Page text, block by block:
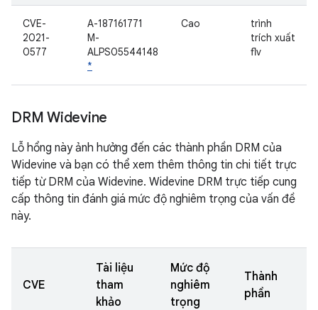
CVE-
2021-
0577
A-187161771
M-
ALPS05544148
*
Cao
trình
trích xuất
flv
DRM Widevine
Lỗ hổng này ảnh hưởng đến các thành phần DRM của
Widevine và bạn có thể xem thêm thông tin chi tiết trực
tiếp từ DRM của Widevine. Widevine DRM trực tiếp cung
cấp thông tin đánh giá mức độ nghiêm trọng của vấn đề
này.
CVE
Tài liệu
tham
khảo
Mức độ
nghiêm
trọng
Thành
phần